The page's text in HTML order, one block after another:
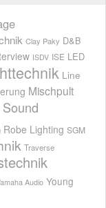
Clay Paky D&B
ISDV ISE LED
Line
Mischpult
Robe Lighting SGM
Traverse
Audio Young